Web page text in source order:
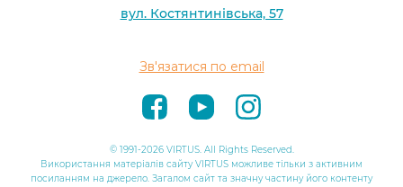
вул. Костянтинівська, 57
Зв'язатися по email
© 1991-2026 VIRTUS. All Rights Reserved.
Використання матеріалів сайту VIRTUS можливе тільки з активним
посиланням на джерело. Загалом сайт та значну частину його контенту